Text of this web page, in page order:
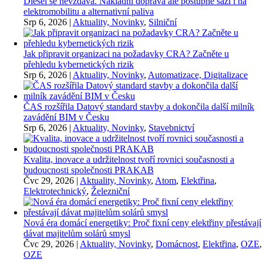
elektromobilitu a alternativní paliva
Srp 6, 2026 | Aktuality, Novinky, Silniční
Jak připravit organizaci na požadavky CRA? Začněte u
přehledu kybernetických rizik
Srp 6, 2026 | Aktuality, Novinky, Automatizace, Digitalizace
ČAS rozšířila Datový standard stavby a dokončila další milník
zavádění BIM v Česku
Srp 6, 2026 | Aktuality, Novinky, Stavebnictví
Kvalita, inovace a udržitelnost tvoří rovnici současnosti a
budoucnosti společnosti PRAKAB
Čvc 29, 2026 | Aktuality, Novinky, Atom, Elektřina,
Elektrotechnický, Železniční
Nová éra domácí energetiky: Proč fixní ceny elektřiny přestávají
dávat majitelům solárů smysl
Čvc 29, 2026 | Aktuality, Novinky, Domácnost, Elektřina, OZE,
OZE